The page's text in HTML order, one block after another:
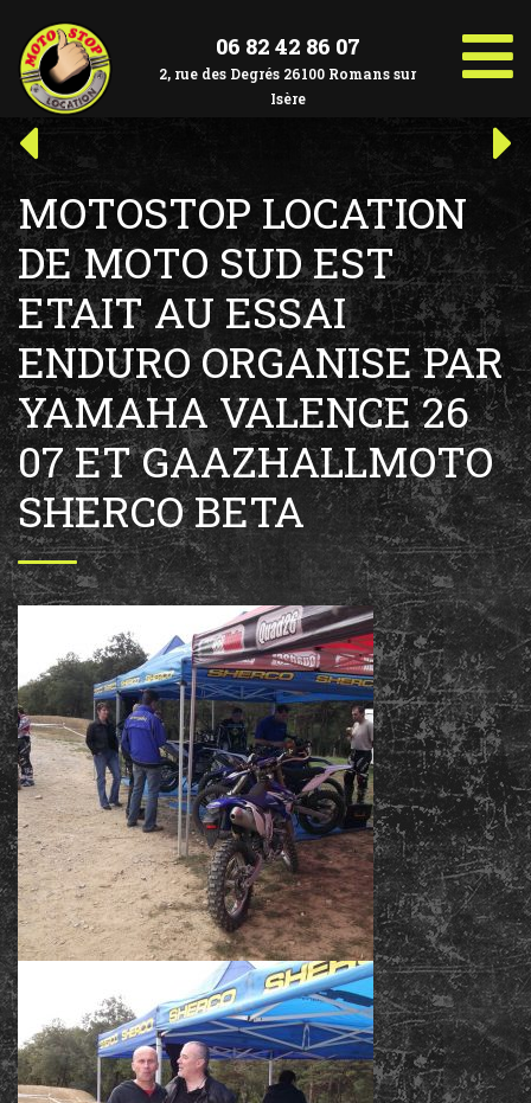
au
contenu
2, rue des Degrés 26100 Romans sur
Isère
06 82 42 86 07
Navigation
de
l’article
Article
précédent :
MOTOSTOP LOCATION
DE MOTO SUD EST
ETAIT AU ESSAI
ENDURO ORGANISE PAR
YAMAHA VALENCE 26
07 ET GAAZHALLMOTO
SHERCO BETA